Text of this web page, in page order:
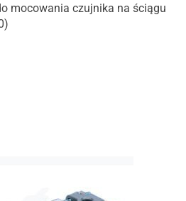
mocowania czujnika na ściągu